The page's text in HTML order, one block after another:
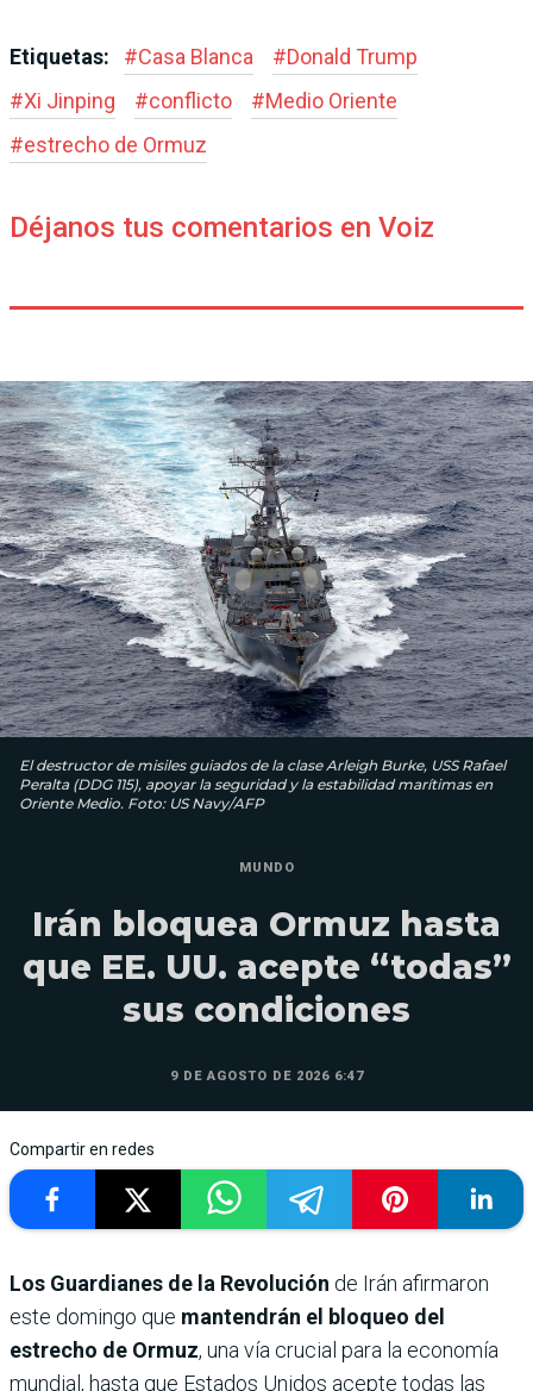
Etiquetas: #Casa Blanca #Donald Trump
#Xi Jinping #conflicto #Medio Oriente
#estrecho de Ormuz
Déjanos tus comentarios en Voiz
El destructor de misiles guiados de la clase Arleigh Burke, USS Rafael
Peralta (DDG 115), apoyar la seguridad y la estabilidad marítimas en
Oriente Medio. Foto: US Navy/AFP
MUNDO
Irán bloquea Ormuz hasta
que EE. UU. acepte “todas”
sus condiciones
9 DE AGOSTO DE 2026 6:47
Compartir en redes
Los Guardianes de la Revolución de Irán afirmaron
este domingo que mantendrán el bloqueo del
estrecho de Ormuz, una vía crucial para la economía
mundial, hasta que Estados Unidos acepte todas las